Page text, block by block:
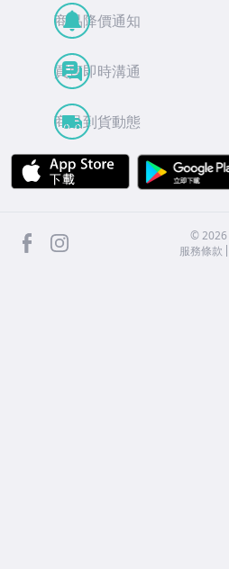
商品降價通知
買賣即時溝通
商品到貨動態
APP Store
facebook ©2026
服務條款